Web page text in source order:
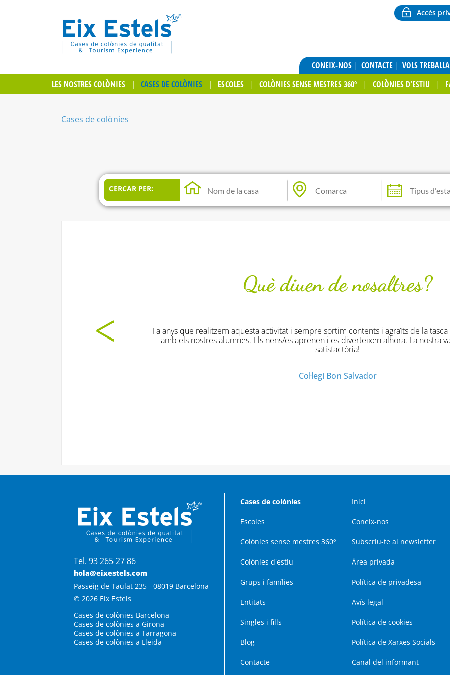
Accés
CONEIX-NOS CONTACTE VOLS
LES NOSTRES COLÒNIES
CASES DE COLÒNIES ESCOLES COLÒNIES SENSE MESTRES 360º COLÒNIES D'ESTIU
Cases de colònies
CERCAR PER:
Què diuen de nosaltres?
anys que realitzem aquesta activitat i sempre sortim contents i agraïts de la tasca que fan els monitors
amb els nostres alumnes. Els nens/es aprenen i es diverteixen alhora. La nostra valoració és de molt
Tel. 93 265 27 86
hola@eixestels.com
Passeig de Taulat 235 - 08019 Barcelona
© 2026 Eix Estels
Cases de colònies Barcelona
Cases de colònies a Girona
Cases de colònies a Tarragona
Cases de colònies a Lleida
Cases de colònies Inici
Escoles Coneix-nos
Colònies sense mestres 360º Subscriu-te al newsletter
Colònies d'estiu Àrea privada
Grups i famílies Política de privadesa
Entitats Avís legal
Singles i fills Política de cookies
Blog Política de Xarxes Socials
Contacte Canal del informant